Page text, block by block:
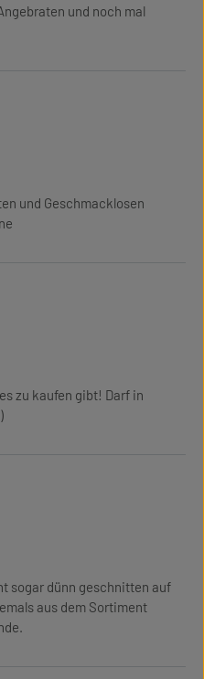
und noch mal
und Geschmacklosen
zu kaufen gibt! Darf in
sogar dünn geschnitten auf
aus dem Sortiment